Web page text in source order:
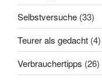
Selbstversuche (33)
Teurer als gedacht (4)
Verbrauchertipps (26)